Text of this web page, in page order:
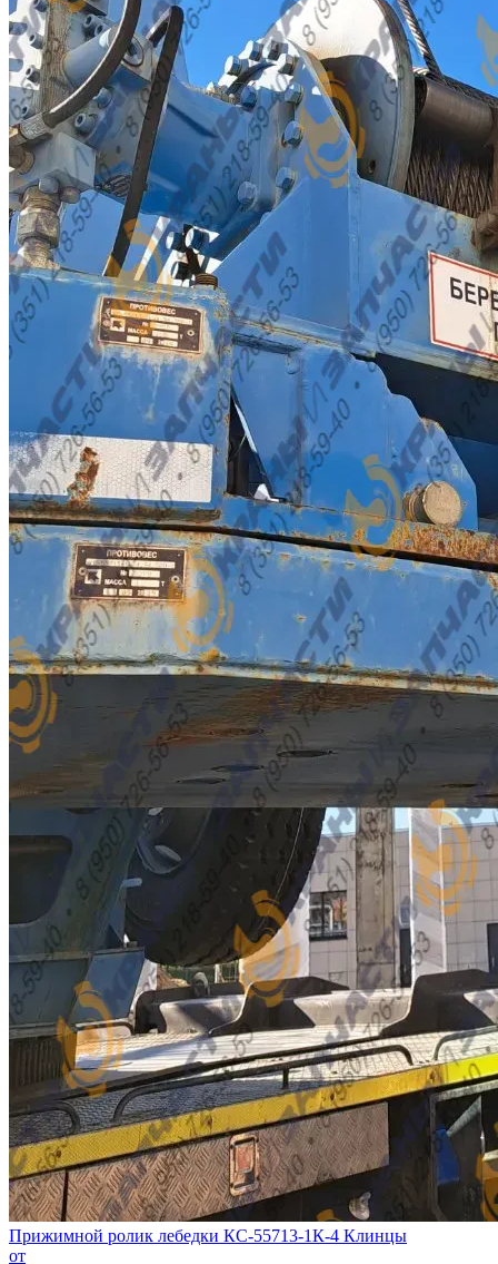
Прижимной ролик лебедки КС-55713-1К-4 Клинцы
от